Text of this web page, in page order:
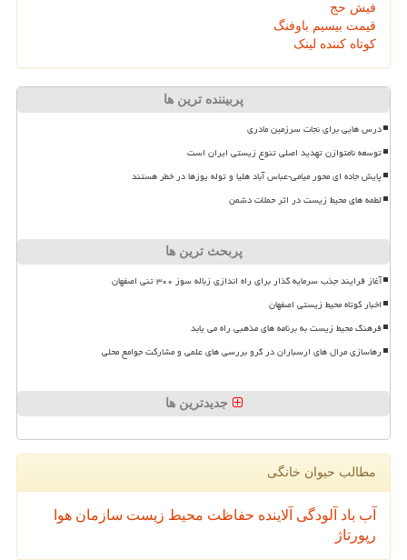
فیش حج
قیمت بیسیم باوفنگ
کوتاه کننده لینک
پربیننده ترین ها
درس هایی برای نجات سرزمین مادری
توسعه نامتوازن تهدید اصلی تنوع زیستی ایران است
پایش جاده ای محور میامی-عباس آباد هلیا و توله یوزها در خطر هستند
لطمه های محیط زیست در اثر حملات دشمن
پربحث ترین ها
آغاز فرایند جذب سرمایه گذار برای راه اندازی زباله سوز ۳۰۰ تنی اصفهان
اخبار کوتاه محیط زیستی اصفهان
فرهنگ محیط زیست به برنامه های مذهبی راه می یابد
رهاسازی مرال های ارسباران در گرو بررسی های علمی و مشارکت جوامع محلی
جدیدترین ها
مطالب حیوان خانگی
آب باد آلودگی آلاینده حفاظت محیط زیست سازمان هوا
رپورتاژ